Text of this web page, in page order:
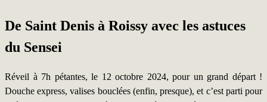
De Saint Denis à Roissy avec les astuces
du Sensei
Réveil à 7h pétantes, le 12 octobre 2024, pour un grand départ !
Douche express, valises bouclées (enfin, presque), et c’est parti pour